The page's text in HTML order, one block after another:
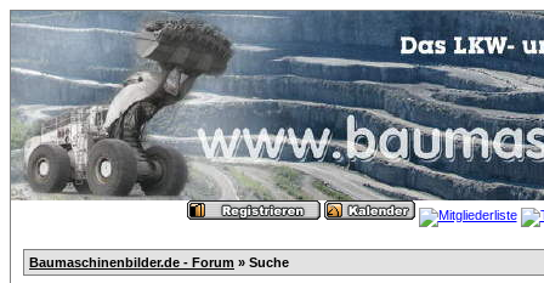
Baumaschinenbilder.de - Forum » Suche